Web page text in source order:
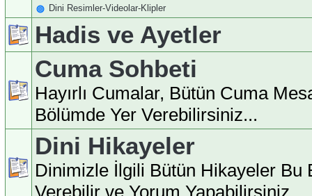
Dini Resimler-Videolar-Klipler
Hadis ve Ayetler
Cuma Sohbeti
Hayırlı Cumalar, Bütün Cuma
Bölümde Yer Verebilirsiniz...
Dini Hikayeler
Dinimizle İlgili Bütün Hikayeler Bu
Verebilir ve Yorum Yapabilirsiniz...